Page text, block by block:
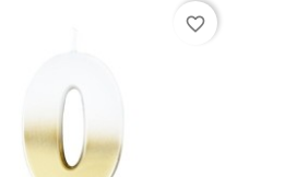
favorite_border